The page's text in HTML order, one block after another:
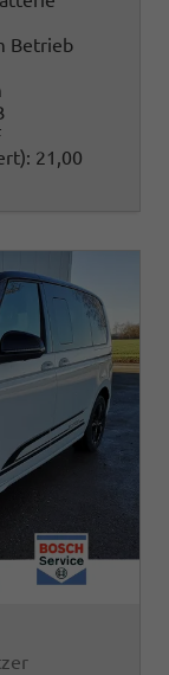
Betrieb
21,00